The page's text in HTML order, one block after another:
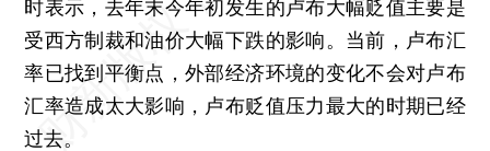
时表示，去年末今年初发生的卢布大幅贬值主要是
受西方制裁和油价大幅下跌的影响。当前，卢布汇
率已找到平衡点，外部经济环境的变化不会对卢布
汇率造成太大影响，卢布贬值压力最大的时期已经
过去。